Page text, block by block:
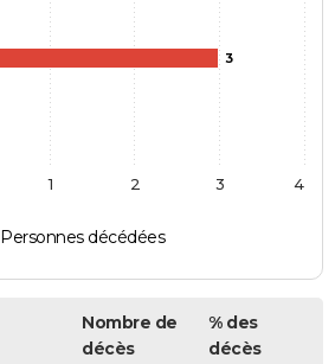
3
Personnes décédées
1 2 3 4
Nombre de
décès
% des
décès